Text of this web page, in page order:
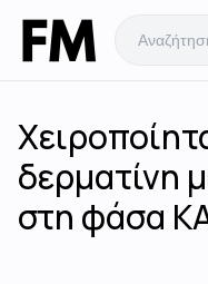
δερματίνη
στη φάσα